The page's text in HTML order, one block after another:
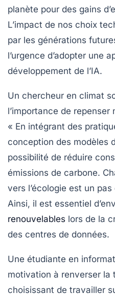
planète pour des gains
L’impact de nos choix
par les générations
l’urgence d’adopter une
développement de l’IA.
Un chercheur en climat
l’importance de
« En intégrant des
conception des modèles
possibilité de réduire
émissions de carbone.
vers l’écologie est un
Ainsi, il est essentiel
renouvelables lors de la
des centres de données.
Une étudiante en
motivation à renverser la
choisissant de travailler